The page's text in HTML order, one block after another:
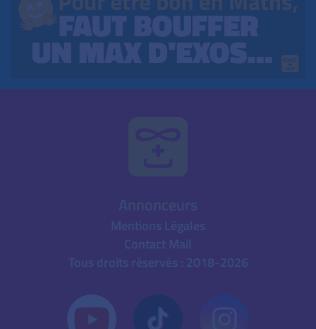
Mentions Légales
Contact Mail
Tous droits réservés : 2018-2026